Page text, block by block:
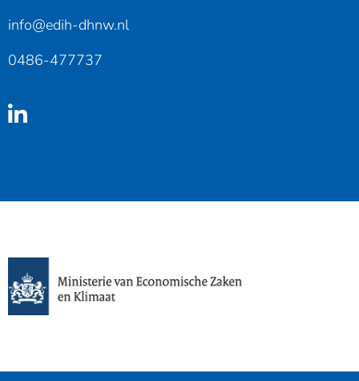
info@edih-dhnw.nl
0486-477737
Linkedin